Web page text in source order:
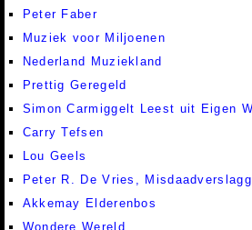
Peter Faber
Muziek voor Miljoenen
Nederland Muziekland
Prettig Geregeld
Simon Carmiggelt Leest uit Eigen
Carry Tefsen
Lou Geels
Peter R. De Vries,
Akkemay Elderenbos
Wondere Wereld